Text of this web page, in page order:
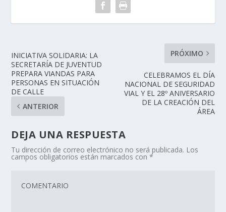
INICIATIVA SOLIDARIA: LA
SECRETARÍA DE JUVENTUD
PREPARA VIANDAS PARA
PERSONAS EN SITUACIÓN
DE CALLE
ANTERIOR
PRÓXIMO
CELEBRAMOS EL DÍA
NACIONAL DE SEGURIDAD
VIAL Y EL 28º ANIVERSARIO
DE LA CREACIÓN DEL
ÁREA
DEJA UNA RESPUESTA
Tu dirección de correo electrónico no será publicada. Los
campos obligatorios están marcados con*